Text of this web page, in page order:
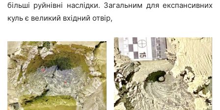
більші руйнівні наслідки. Загальним для експансивних
куль є великий вхідний отвір,